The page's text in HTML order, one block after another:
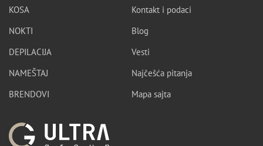
KOSA
NOKTI
DEPILACIJA
NAMEŠTAJ
BRENDOVI
Kontakt i podaci
Blog
Vesti
Najčešća pitanja
Mapa sajta